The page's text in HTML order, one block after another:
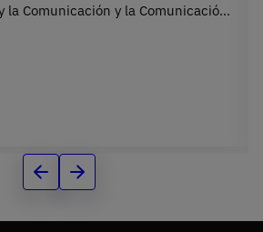
la Comunicación y la Comunicación